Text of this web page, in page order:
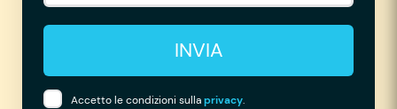
INVIA
Accetto le condizioni sullaprivacy.